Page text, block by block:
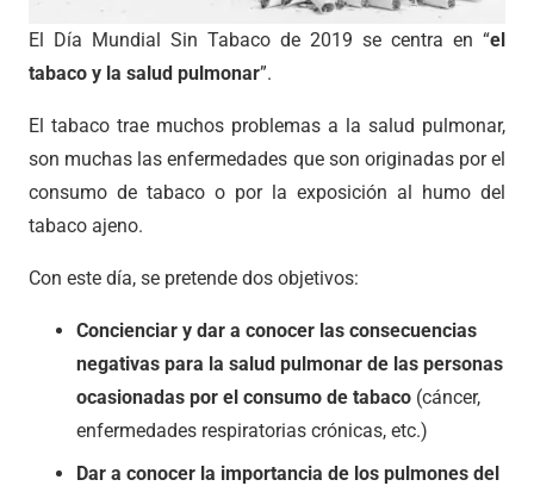
El Día Mundial Sin Tabaco de 2019 se centra en “el
tabaco y la salud pulmonar”.
El tabaco trae muchos problemas a la salud pulmonar,
son muchas las enfermedades que son originadas por el
consumo de tabaco o por la exposición al humo del
tabaco ajeno.
Con este día, se pretende dos objetivos:
Concienciar y dar a conocer las consecuencias
negativas para la salud pulmonar de las personas
ocasionadas por el consumo de tabaco (cáncer,
enfermedades respiratorias crónicas, etc.)
Dar a conocer la importancia de los pulmones del